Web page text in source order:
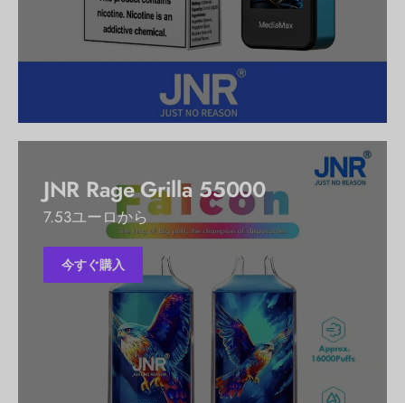
JNR Rage Grilla 55000
7.53ユーロから
今すぐ購入